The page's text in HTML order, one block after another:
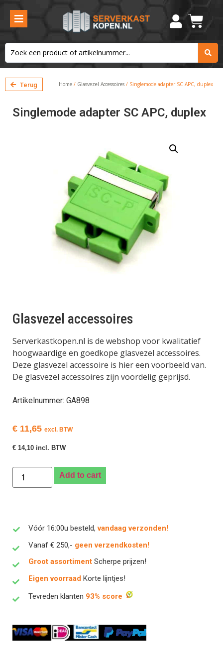
Terug Home / Glasvezel Accessoires / Singlemode adapter SC APC, duplex
Singlemode adapter SC APC, duplex
Glasvezel accessoires
Serverkastkopen.nl is de webshop voor kwalitatief
hoogwaardige en goedkope glasvezel accessoires.
Deze glasvezel accessoire is hier een voorbeeld van.
De glasvezel accessoires zijn voordelig geprijsd.
Artikelnummer: GA898
€ 11,65 excl. BTW
€ 14,10 incl. BTW
Add to cart
Vóór 16:00u besteld,vandaag verzonden!
Vanaf € 250,- geen verzendkosten!
Groot assortiment Scherpe prijzen!
Eigen voorraad Korte lijntjes!
Tevreden klanten 93% score